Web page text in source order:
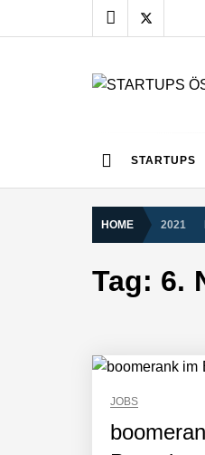
to
STARTUPS
HOME 2021
Tag: 6.
JOBS